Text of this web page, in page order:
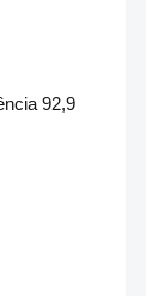
92,9